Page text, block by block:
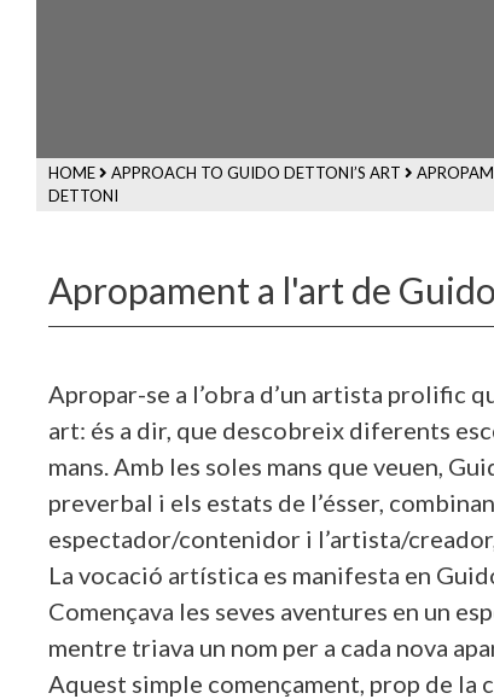
HOME APPROACH TO GUIDO DETTONI’S ART
DETTONI
Apropament a l'art de
Apropar-se a l’obra d’un artista prolific
art: és a dir, que descobreix diferents
mans. Amb les soles mans que veuen,
preverbal i els estats de l’ésser,
espectador/contenidor i l’artista/
La vocació artística es manifesta en
Començava les seves aventures en un
mentre triava un nom per a cada nova
Aquest simple començament, prop de la